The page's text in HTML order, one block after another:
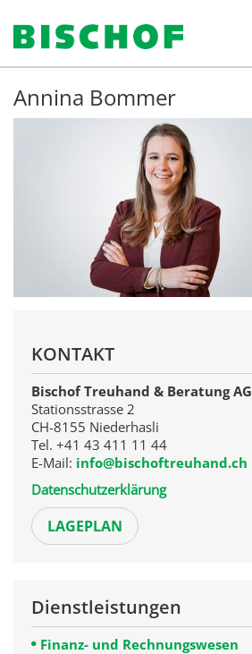
Annina Bommer
KONTAKT
Bischof Treuhand & Beratung AG
Stationsstrasse 2
CH-8155 Niederhasli
Tel. +41 43 411 11 44
E-Mail: info@bischoftreuhand.ch
Datenschutzerklärung
LAGEPLAN
Dienstleistungen
Finanz- und Rechnungswesen